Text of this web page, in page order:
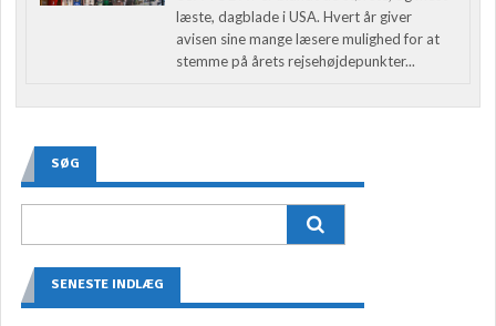
læste, dagblade i USA. Hvert år giver
avisen sine mange læsere mulighed for at
stemme på årets rejsehøjdepunkter...
SØG
SENESTE INDLÆG